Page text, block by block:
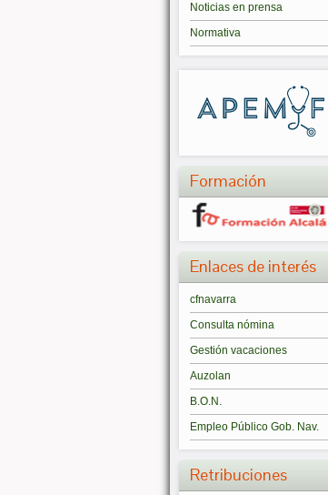
Noticias en prensa
Normativa
Formación
Enlaces de interés
cfnavarra
Consulta nómina
Gestión vacaciones
Auzolan
B.O.N.
Empleo Público Gob. Nav.
Retribuciones